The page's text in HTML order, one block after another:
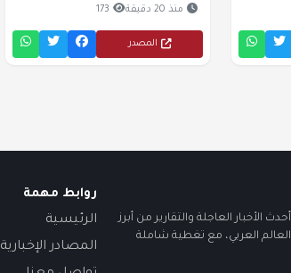
منذ 20 دقيقة 173
المصدر
الأخبار العاجلة والتقارير من أبرز
العالم العربي، مع تغطية شاملة
روابط مهمة
الرئيسية
المصادر الإخبارية